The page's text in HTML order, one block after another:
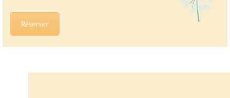
Réserver